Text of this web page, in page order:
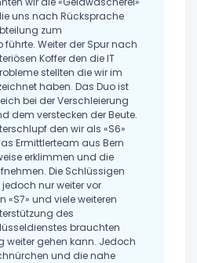
uns nach Rücksprache
zum
Weiter der Spur nach
Koffer den die IT
stellten die wir im
haben. Das Duo ist
bei der Verschleierung
dem verstecken der Beute.
den wir als «S6»
Ermittlerteam aus Bern
erklimmen und die
Die Schlüssigen
nur weiter vor
«S7» und viele weiteren
des
brauchten
weiter gehen kann. Jedoch
und die nahe